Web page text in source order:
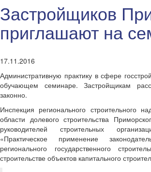
Застройщиков
приглашают на
17.11.2016
Административную практику в сфере
обучающем семинаре. Застройщикам
законно.
Инспекция регионального строительного
области долевого строительства
руководителей строительных
«Практическое применение
регионального государственного
строительстве объектов капитального